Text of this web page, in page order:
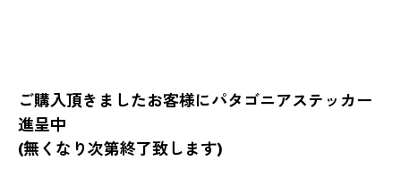
ご購入頂きましたお客様にパタゴニアステッカー
進呈中
(無くなり次第終了致します)